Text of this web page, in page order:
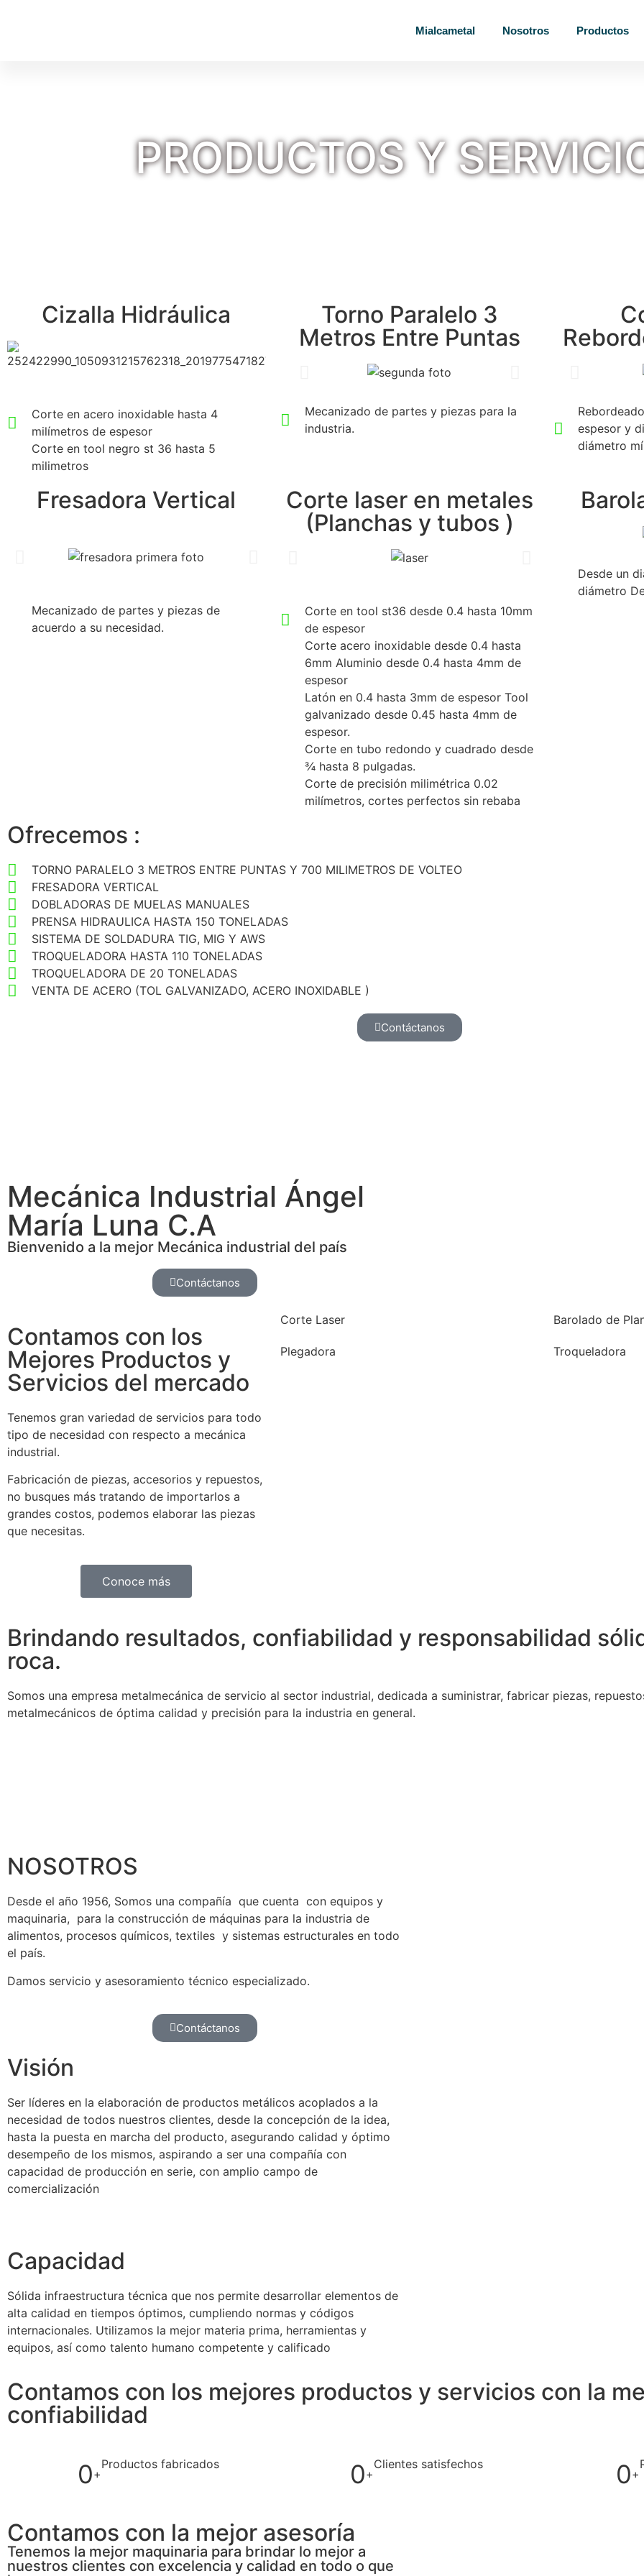
Mialcametal Nosotros Productos
PRODUCTOS Y
Cizalla Hidráulica
Corte en acero inoxidable hasta 4
milímetros de espesor
Corte en tool negro st 36 hasta 5
milimetros
Torno Paralelo 3
Metros Entre Puntas
Mecanizado de partes y piezas para la
industria.
espesor y
diámetro
Fresadora Vertical
Mecanizado de partes y piezas de
acuerdo a su necesidad.
Corte laser en metales
(Planchas y tubos )
Corte en tool st36 desde 0.4 hasta 10mm
de espesor
Corte acero inoxidable desde 0.4 hasta
6mm Aluminio desde 0.4 hasta 4mm de
espesor
Latón en 0.4 hasta 3mm de espesor Tool
galvanizado desde 0.45 hasta 4mm de
espesor.
Corte en tubo redondo y cuadrado desde
¾ hasta 8 pulgadas.
Corte de precisión milimétrica 0.02
milímetros, cortes perfectos sin rebaba
Desde un
diámetro
Ofrecemos :
TORNO PARALELO 3 METROS ENTRE PUNTAS Y 700 MILIMETROS DE VOLTEO
FRESADORA VERTICAL
DOBLADORAS DE MUELAS MANUALES
PRENSA HIDRAULICA HASTA 150 TONELADAS
SISTEMA DE SOLDADURA TIG, MIG Y AWS
TROQUELADORA HASTA 110 TONELADAS
TROQUELADORA DE 20 TONELADAS
VENTA DE ACERO (TOL GALVANIZADO, ACERO INOXIDABLE )
Contáctanos
Mecánica Industrial Ángel
María Luna C.A
Bienvenido a la mejor Mecánica industrial del país
Contáctanos
Contamos con los
Mejores Productos y
Servicios del mercado
Tenemos gran variedad de servicios para todo
tipo de necesidad con respecto a mecánica
industrial.
Fabricación de piezas, accesorios y repuestos,
no busques más tratando de importarlos a
grandes costos, podemos elaborar las piezas
que necesitas.
Conoce más
Corte Laser
Plegadora
Barolado de
Troqueladora
Brindando resultados, confiabilidad y responsabilidad
roca.
Somos una empresa metalmecánica de servicio al sector industrial, dedicada a suministrar, fabricar piezas,
metalmecánicos de óptima calidad y precisión para la industria en general.
NOSOTROS
Desde el año 1956, Somos una compañía que cuenta con equipos y
maquinaria, para la construcción de máquinas para la industria de
alimentos, procesos químicos, textiles y sistemas estructurales en todo
el país.
Damos servicio y asesoramiento técnico especializado.
Contáctanos
Visión
Ser líderes en la elaboración de productos metálicos acoplados a la
necesidad de todos nuestros clientes, desde la concepción de la idea,
hasta la puesta en marcha del producto, asegurando calidad y óptimo
desempeño de los mismos, aspirando a ser una compañía con
capacidad de producción en serie, con amplio campo de
comercialización
Capacidad
Sólida infraestructura técnica que nos permite desarrollar elementos de
alta calidad en tiempos óptimos, cumpliendo normas y códigos
internacionales. Utilizamos la mejor materia prima, herramientas y
equipos, así como talento humano competente y calificado
Contamos con los mejores productos y servicios con la
confiabilidad
0+
Productos fabricados 0+
Clientes satisfechos 0+
Contamos con la mejor asesoría
Tenemos la mejor maquinaria para brindar lo mejor a
nuestros clientes con excelencia y calidad en todo o que